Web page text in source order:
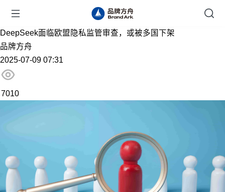
DeepSeek面临欧盟隐私监管审查，或被多国下架
品牌方舟
2025-07-09 07:31
7010